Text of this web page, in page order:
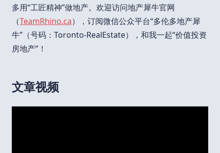
多用“工匠精神”做地产。欢迎访问地产犀牛官网
（TeamRhino.ca），订阅微信公众平台“多伦多地产犀
牛”（号码：Toronto-RealEstate），和我一起“价值投资
房地产”！
文章视频